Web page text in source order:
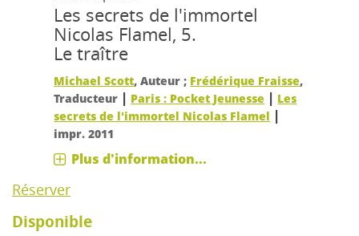
Les secrets de l'immortel
Nicolas Flamel, 5.
Le traître
Michael Scott, Auteur ; Frédérique Fraisse,
Traducteur | Paris : Pocket Jeunesse | Les
secrets de l'immortel Nicolas Flamel |
impr. 2011
Plus d'information...
Réserver
Disponible